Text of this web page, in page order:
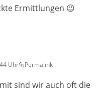
Ermittlungen 😉
Uhr Permalink
sind wir auch oft die